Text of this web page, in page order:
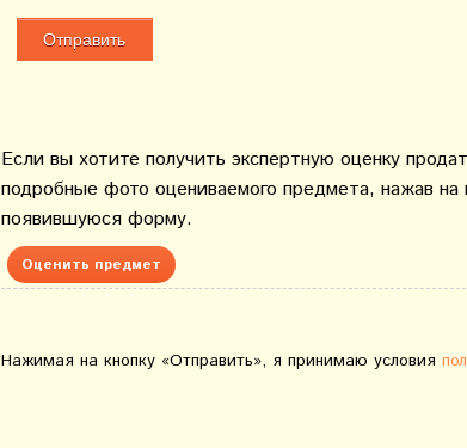
Если вы хотите получить экспертную оценку
подробные фото оцениваемого предмета, нажав на
появившуюся форму.
Оценить предмет
Нажимая на кнопку «Отправить», я принимаю условия